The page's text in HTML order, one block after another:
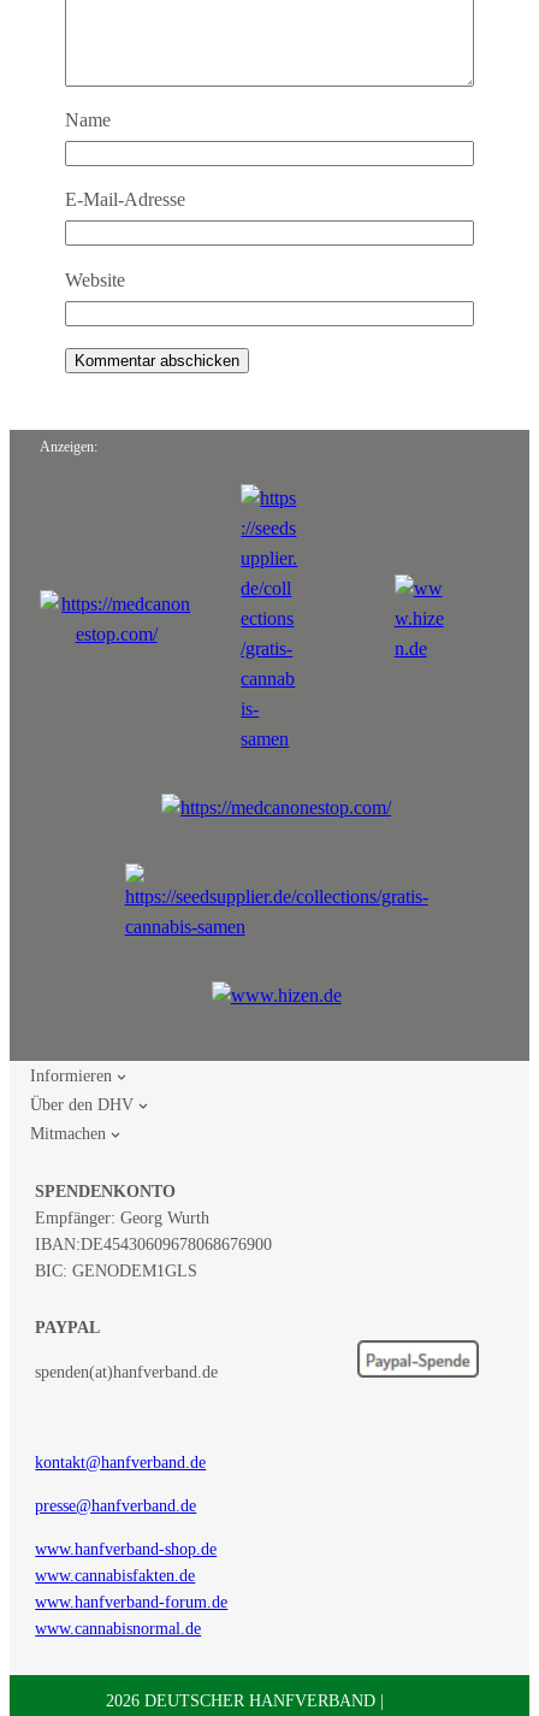
Name
E-Mail-Adresse
Website
Anzeigen:
Informieren
Über den DHV
Mitmachen
SPENDENKONTO
Empfänger: Georg Wurth
IBAN:DE45430609678068676900
BIC: GENODEM1GLS
PAYPAL
spenden(at)hanfverband.de
kontakt@hanfverband.de
presse@hanfverband.de
www.hanfverband-shop.de
www.cannabisfakten.de
www.hanfverband-forum.de
www.cannabisnormal.de
2026 DEUTSCHER HANFVERBAND |